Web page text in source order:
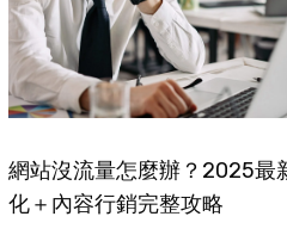
網站沒流量怎麼辦？2025最
化＋內容行銷完整攻略